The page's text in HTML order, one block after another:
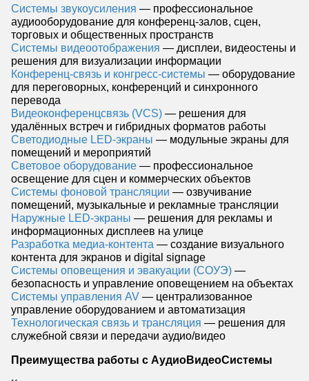
Системы звукоусиления — профессиональное
аудиооборудование для конференц-залов, сцен,
торговых и общественных пространств
Системы видеоотображения — дисплеи, видеостены и
решения для визуализации информации
Конференц-связь и конгресс-системы — оборудование
для переговорных, конференций и синхронного
перевода
Видеоконференцсвязь (VCS) — решения для
удалённых встреч и гибридных форматов работы
Светодиодные LED-экраны — модульные экраны для
помещений и мероприятий
Световое оборудование — профессиональное
освещение для сцен и коммерческих объектов
Системы фоновой трансляции — озвучивание
помещений, музыкальные и рекламные трансляции
Наружные LED-экраны — решения для рекламы и
информационных дисплеев на улице
Разработка медиа-контента — создание визуального
контента для экранов и digital signage
Системы оповещения и эвакуации (СОУЭ) —
безопасность и управление оповещением на объектах
Системы управления AV — централизованное
управление оборудованием и автоматизация
Технологическая связь и трансляция — решения для
служебной связи и передачи аудио/видео
Преимущества работы с АудиоВидеоСистемы